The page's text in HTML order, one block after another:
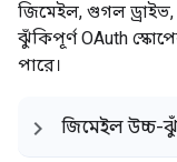
জিমেইল, গুগল ড্রাইভ,
ঝুঁকিপূর্ণ OAuth
পারে।
জিমেইল উচ্চ-